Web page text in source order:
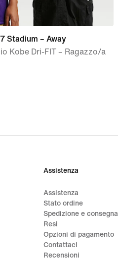
Stadium – Away
Kobe Dri-FIT – Ragazzo/a
Assistenza
Assistenza
Stato ordine
Spedizione e consegna
Resi
Opzioni di pagamento
Contattaci
Recensioni